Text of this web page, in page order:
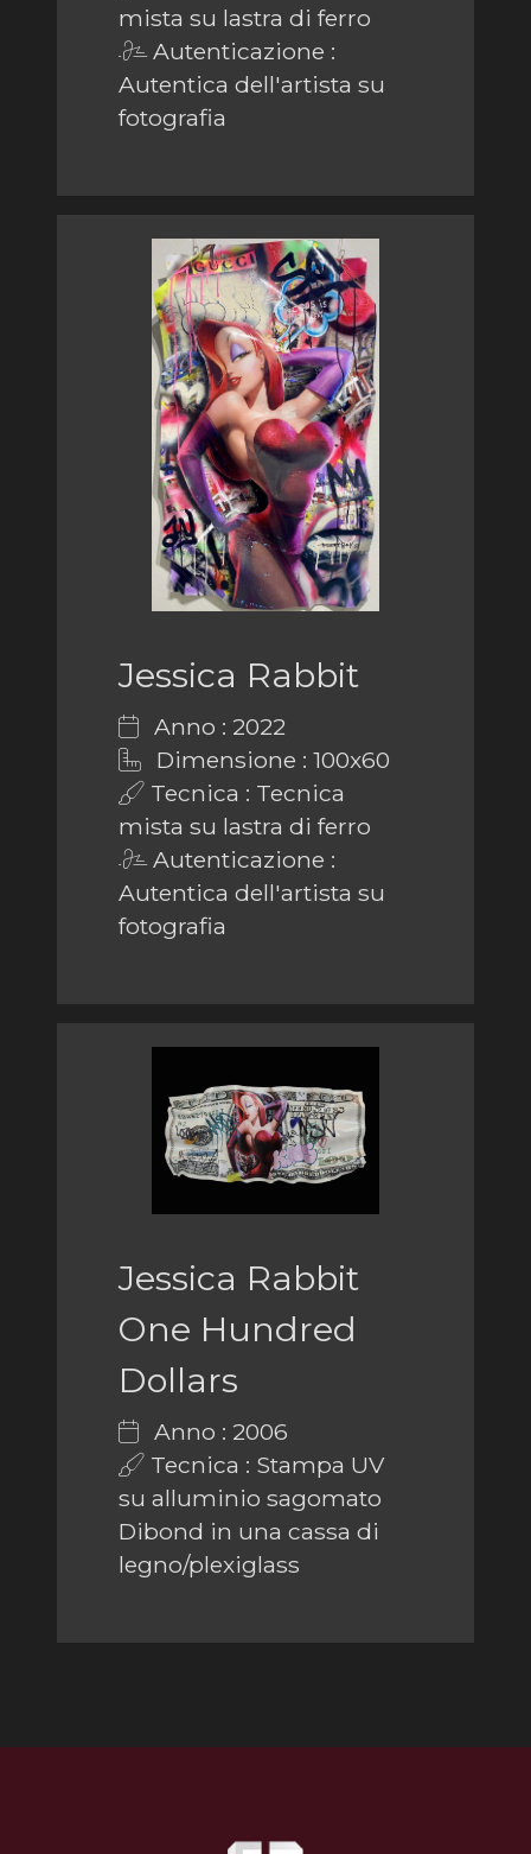
mista su lastra di ferro
Autenticazione :
Autentica dell'artista su
fotografia
Jessica Rabbit
Anno : 2022
Dimensione : 100x60
Tecnica : Tecnica
mista su lastra di ferro
Autenticazione :
Autentica dell'artista su
fotografia
Jessica Rabbit
One Hundred
Dollars
Anno : 2006
Tecnica : Stampa UV
su alluminio sagomato
Dibond in una cassa di
legno/plexiglass